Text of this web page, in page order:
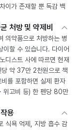
이가 존재할 뿐 독감 백
처방 및 약제비
의약품으로 처방하는 병
이할 수 있습니다. 다이어
디스트 사에 따르면 현재
당 약 37만 2천원으로 책
를 포함하면 실제 환자
위고비 등) 한 펜당 80만
용
식욕 억제, 지방 흡수 감